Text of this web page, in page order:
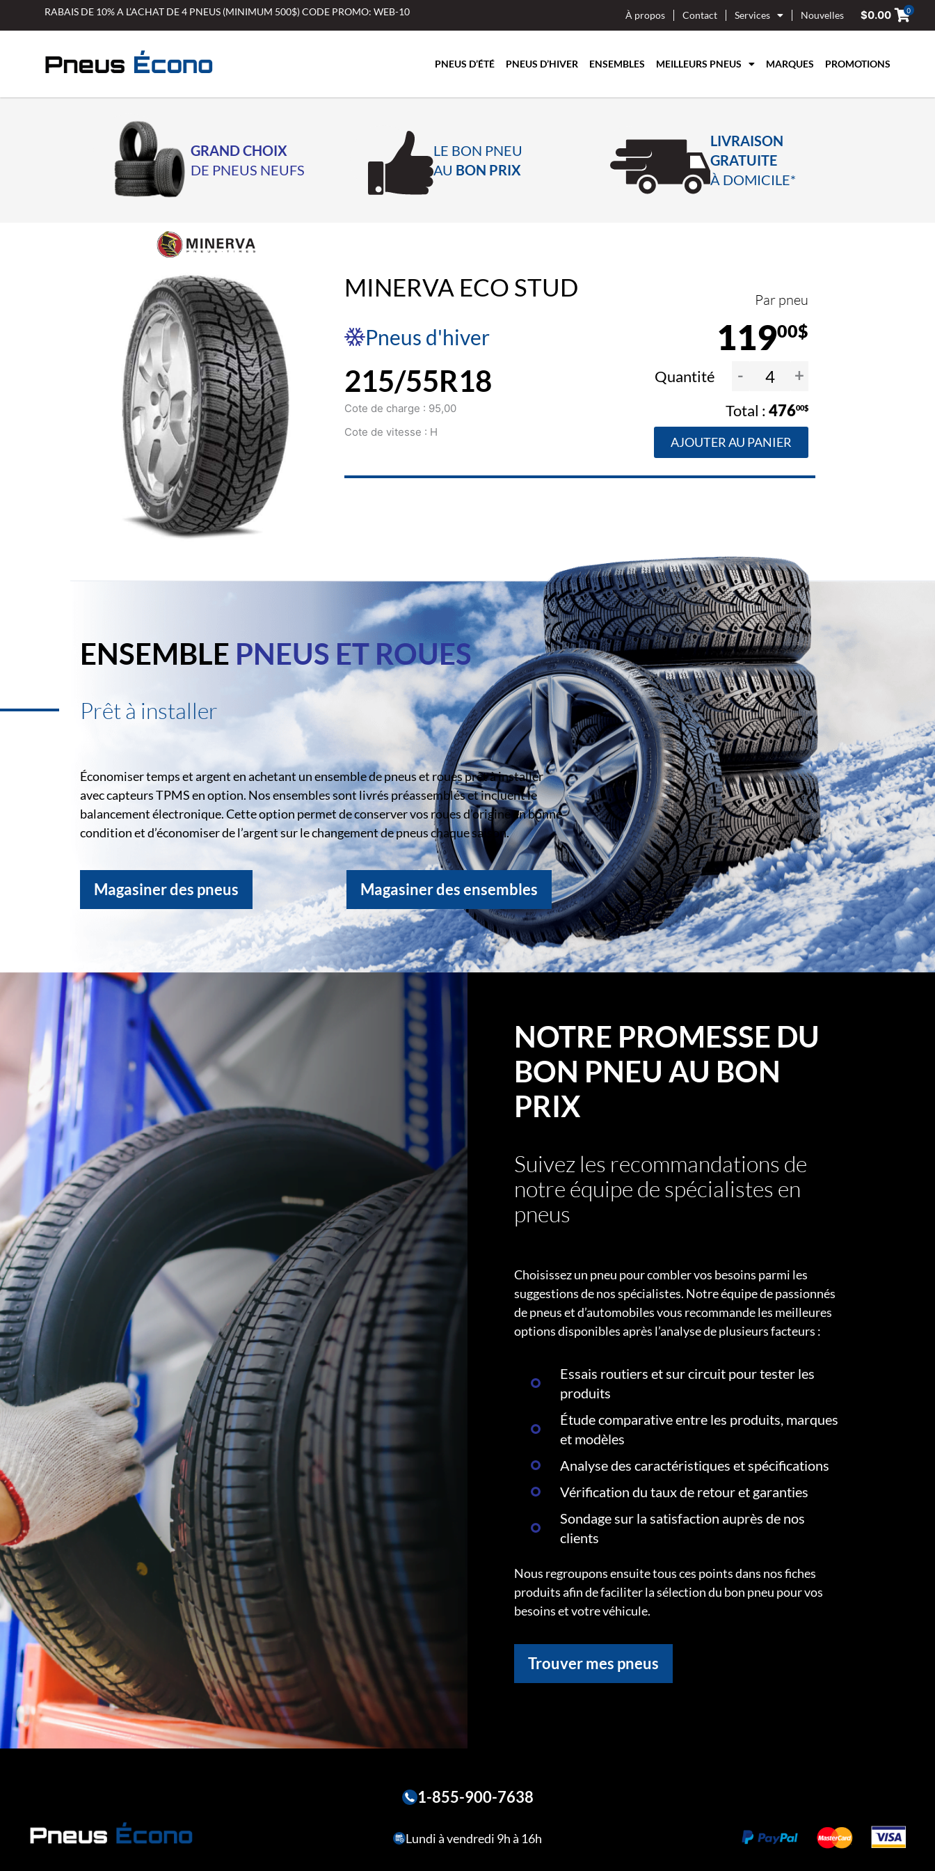
RABAIS DE 10% A L’ACHAT DE 4 PNEUS (MINIMUM 500$) CODE PROMO: WEB-10 À propos Contact Services Nouvelles $0.00 0
PNEUS D’ÉTÉ PNEUS D’HIVER ENSEMBLES MEILLEURS PNEUS MARQUES PROMOTIONS
GRAND CHOIX
DE PNEUS NEUFS
LE BON PNEU
AU BON PRIX
LIVRAISON
GRATUITE
À DOMICILE*
MINERVA ECO STUD
Pneus d'hiver
Par pneu
11900$
215/55R18
Cote de charge : 95,00
Cote de vitesse : H
Quantité - +
47600$
AJOUTER AU PANIER
ENSEMBLE PNEUS ET ROUES
Prêt à installer
Économiser temps et argent en achetant un ensemble de pneus et roues prêt à installer
avec capteurs TPMS en option. Nos ensembles sont livrés préassemblés et incluent le
balancement électronique. Cette option permet de conserver vos roues d’origine en bonne
condition et d’économiser de l’argent sur le changement de pneus chaque saison.
Magasiner des pneus Magasiner des ensembles
NOTRE PROMESSE DU
BON PNEU AU BON
PRIX
Suivez les recommandations de
notre équipe de spécialistes en
pneus
Choisissez un pneu pour combler vos besoins parmi les
suggestions de nos spécialistes. Notre équipe de passionnés
de pneus et d’automobiles vous recommande les meilleures
options disponibles après l’analyse de plusieurs facteurs :
Essais routiers et sur circuit pour tester les
produits
Étude comparative entre les produits, marques
et modèles
Analyse des caractéristiques et spécifications
Vérification du taux de retour et garanties
Sondage sur la satisfaction auprès de nos
clients
Nous regroupons ensuite tous ces points dans nos fiches
produits afin de faciliter la sélection du bon pneu pour vos
besoins et votre véhicule.
Trouver mes pneus
1-855-900-7638
Lundi à vendredi 9h à 16h